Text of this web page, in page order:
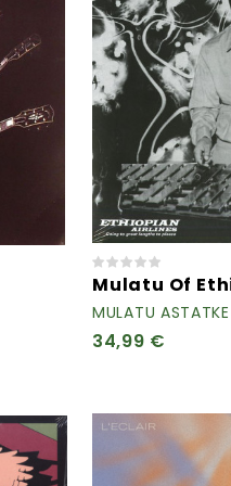
Mulatu Of
MULATU ASTATKE
34,99 €